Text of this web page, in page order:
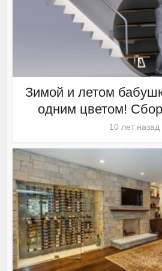
Зимой и летом
одним цветом!
10 лет назад